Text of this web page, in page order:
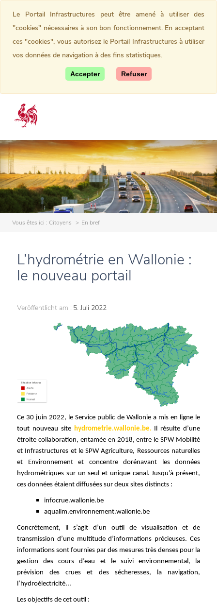
Vous êtes ici : Citoyens En bref
L’hydrométrie en Wallonie :
le nouveau portail
Veröffentlicht am : 5. Juli 2022
Ce 30 juin 2022, le Service public de Wallonie a mis en ligne le
tout nouveau site hydrometrie.wallonie.be. Il résulte d’une
étroite collaboration, entamée en 2018, entre le SPW Mobilité
et Infrastructures et le SPW Agriculture, Ressources naturelles
et Environnement et concentre dorénavant les données
hydrométriques sur un seul et unique canal. Jusqu’à présent,
ces données étaient diffusées sur deux sites distincts :
infocrue.wallonie.be
aqualim.environnement.wallonie.be
Concrètement, il s’agit d’un outil de visualisation et de
transmission d’une multitude d’informations précieuses. Ces
informations sont fournies par des mesures très denses pour la
gestion des cours d’eau et le suivi environnemental, la
prévision des crues et des sécheresses, la navigation,
l’hydroélectricité...
Les objectifs de cet outil :
Le Portail Infrastructures peut être amené à utiliser des
"cookies" nécessaires à son bon fonctionnement. En acceptant
ces "cookies", vous autorisez le Portail Infrastructures à utiliser
vos données de navigation à des fins statistiques.
Accepter Refuser